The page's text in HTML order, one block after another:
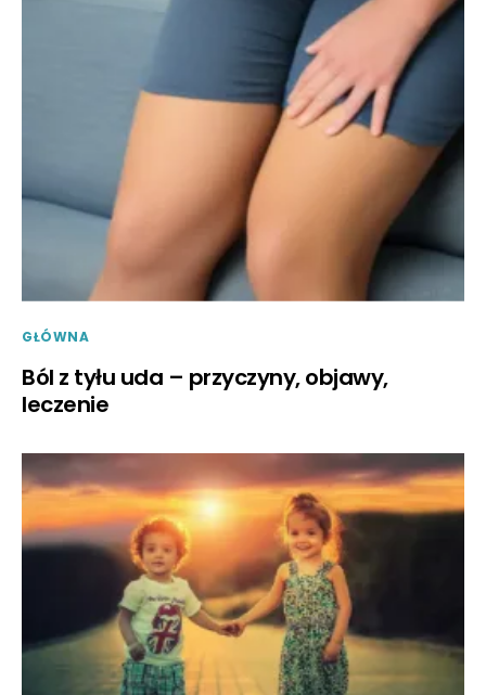
GŁÓWNA
Ból z tyłu uda – przyczyny, objawy,
leczenie